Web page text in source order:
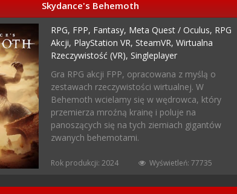
Skydance's Behemoth
RPG, FPP, Fantasy, Meta Quest / Oculus, RPG
Akcji, PlayStation VR,SteamVR,Wirtualna
Rzeczywistość (VR),Singleplayer
Gra RPG akcji FPP, opracowana z myślą o
zestawach rzeczywistości wirtualnej. W
Behemoth wcielamy się w wędrowca, który
przemierza mroźną krainę i poluje na
panoszących się na tych ziemiach gigantów
zwanych behemotami.
Rok produkcji: 2024 Wyświetleń: 77735